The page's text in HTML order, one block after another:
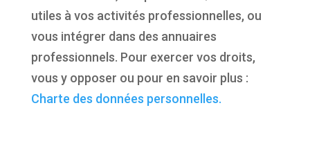
utiles à vos activités professionnelles, ou
vous intégrer dans des annuaires
professionnels. Pour exercer vos droits,
vous y opposer ou pour en savoir plus :
Charte des données personnelles.